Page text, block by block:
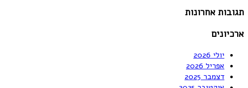
תגובות אחרונות
ארכיונים
יולי 2026
אפריל 2026
דצמבר 2025